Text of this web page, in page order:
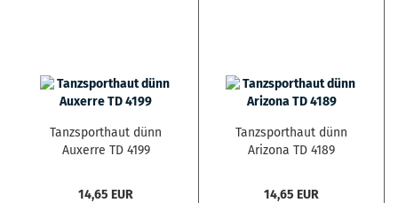
Tanzsporthaut dünn
Auxerre TD 4199
14,65 EUR
Tanzsporthaut dünn
Arizona TD 4189
14,65 EUR